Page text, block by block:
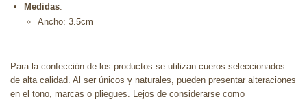
Medidas:
Ancho: 3.5cm
Para la confección de los productos se utilizan cueros seleccionados
de alta calidad. Al ser únicos y naturales, pueden presentar alteraciones
en el tono, marcas o pliegues. Lejos de considerarse como